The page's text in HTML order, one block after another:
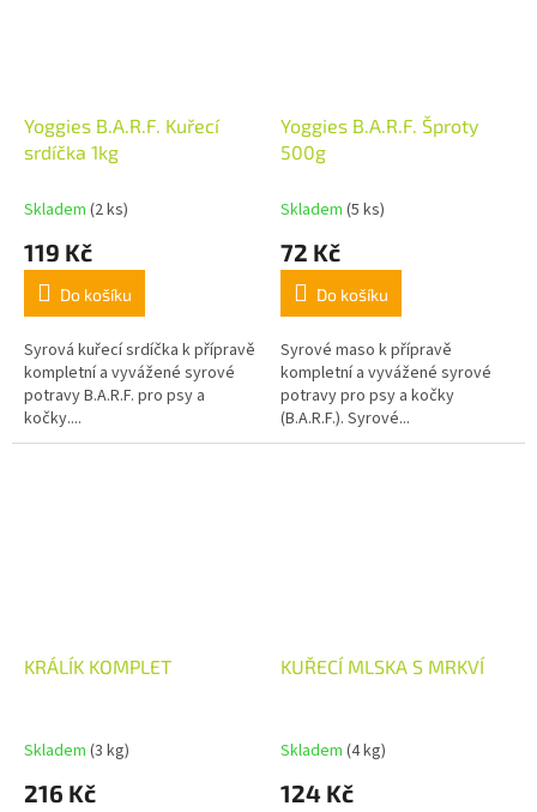
Yoggies B.A.R.F. Kuřecí
srdíčka 1kg
Skladem (2 ks)
119 Kč
Do košíku
Syrová kuřecí srdíčka k přípravě
kompletní a vyvážené syrové
potravy B.A.R.F. pro psy a
kočky....
Yoggies B.A.R.F. Šproty
500g
Skladem (5 ks)
72 Kč
Do košíku
Syrové maso k přípravě
kompletní a vyvážené syrové
potravy pro psy a kočky
(B.A.R.F.). Syrové...
KRÁLÍK KOMPLET
Skladem (3 kg)
216 Kč
KUŘECÍ MLSKA S MRKVÍ
Skladem (4 kg)
124 Kč